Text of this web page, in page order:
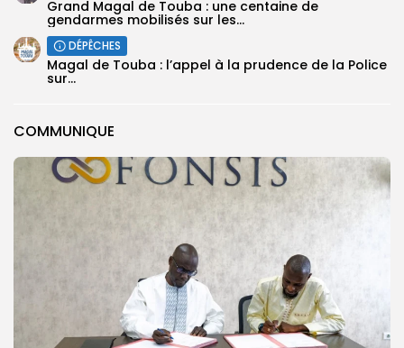
COMMUNIQUE
Grand Magal de Touba : une centaine de
gendarmes mobilisés sur les...
DÉPÊCHES
Magal de Touba : l’appel à la prudence de la Police
sur...